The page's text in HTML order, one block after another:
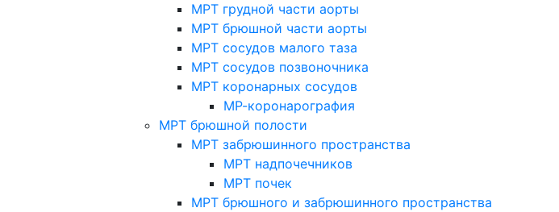
МРТ грудной части аорты
МРТ брюшной части аорты
МРТ сосудов малого таза
МРТ сосудов позвоночника
МРТ коронарных сосудов
МР-коронарография
МРТ брюшной полости
МРТ забрюшинного пространства
МРТ надпочечников
МРТ почек
МРТ брюшного и забрюшинного пространства